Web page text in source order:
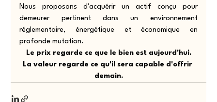
Nous proposons d'acquérir un actif conçu pour
demeurer pertinent dans un environnement
réglementaire, énergétique et économique en
profonde mutation.
Le prix regarde ce que le bien est aujourd'hui.
La valeur regarde ce qu'il sera capable d'offrir
demain.